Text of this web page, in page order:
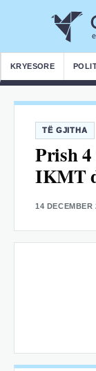
KRYESORE
TË GJITHA
Prish
IKMT
14 DECEMBER